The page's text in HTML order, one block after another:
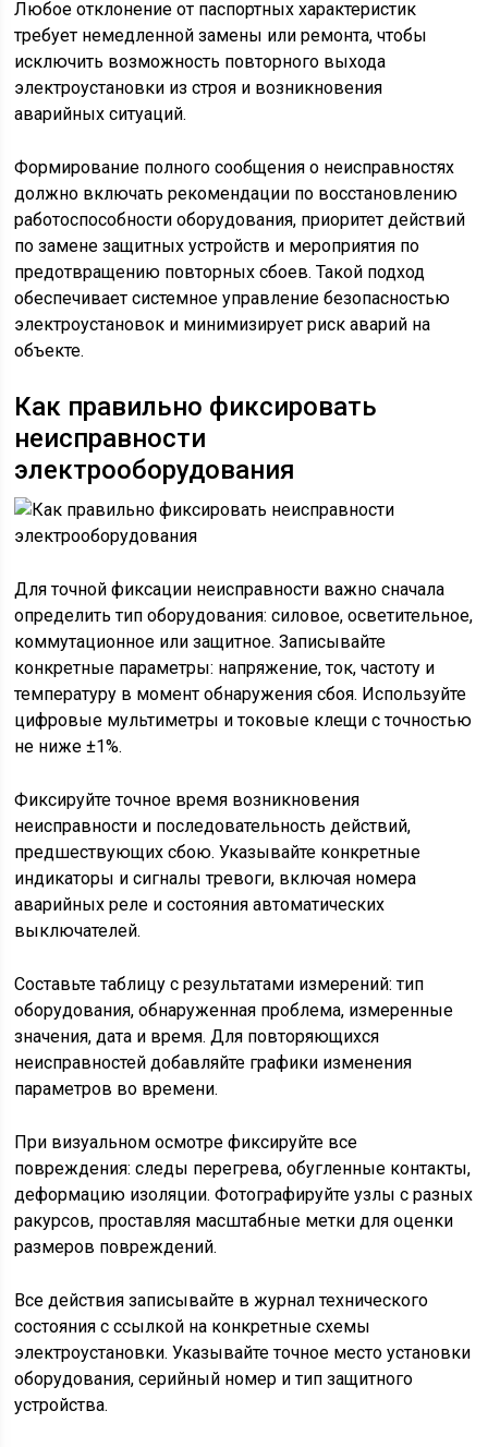
Любое отклонение от паспортных характеристик
требует немедленной замены или ремонта, чтобы
исключить возможность повторного выхода
электроустановки из строя и возникновения
аварийных ситуаций.
Формирование полного сообщения о неисправностях
должно включать рекомендации по восстановлению
работоспособности оборудования, приоритет действий
по замене защитных устройств и мероприятия по
предотвращению повторных сбоев. Такой подход
обеспечивает системное управление безопасностью
электроустановок и минимизирует риск аварий на
объекте.
Как правильно фиксировать
неисправности
электрооборудования
Для точной фиксации неисправности важно сначала
определить тип оборудования: силовое, осветительное,
коммутационное или защитное. Записывайте
конкретные параметры: напряжение, ток, частоту и
температуру в момент обнаружения сбоя. Используйте
цифровые мультиметры и токовые клещи с точностью
не ниже ±1%.
Фиксируйте точное время возникновения
неисправности и последовательность действий,
предшествующих сбою. Указывайте конкретные
индикаторы и сигналы тревоги, включая номера
аварийных реле и состояния автоматических
выключателей.
Составьте таблицу с результатами измерений: тип
оборудования, обнаруженная проблема, измеренные
значения, дата и время. Для повторяющихся
неисправностей добавляйте графики изменения
параметров во времени.
При визуальном осмотре фиксируйте все
повреждения: следы перегрева, обугленные контакты,
деформацию изоляции. Фотографируйте узлы с разных
ракурсов, проставляя масштабные метки для оценки
размеров повреждений.
Все действия записывайте в журнал технического
состояния с ссылкой на конкретные схемы
электроустановки. Указывайте точное место установки
оборудования, серийный номер и тип защитного
устройства.